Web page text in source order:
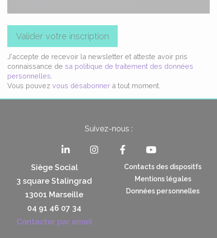
Valider votre inscription
J'accepte de recevoir la newsletter et atteste avoir pris
connaissance de sa politique de traitement des données
personnelles
Vous pouvez vous désabonner à tout moment.
Suivez-nous :
Siège Social
3 square Stalingrad
13001 Marseille
04 91 46 07 34
Contacter par email
Contacts des dispositfs
Mentions légales
Données personnelles